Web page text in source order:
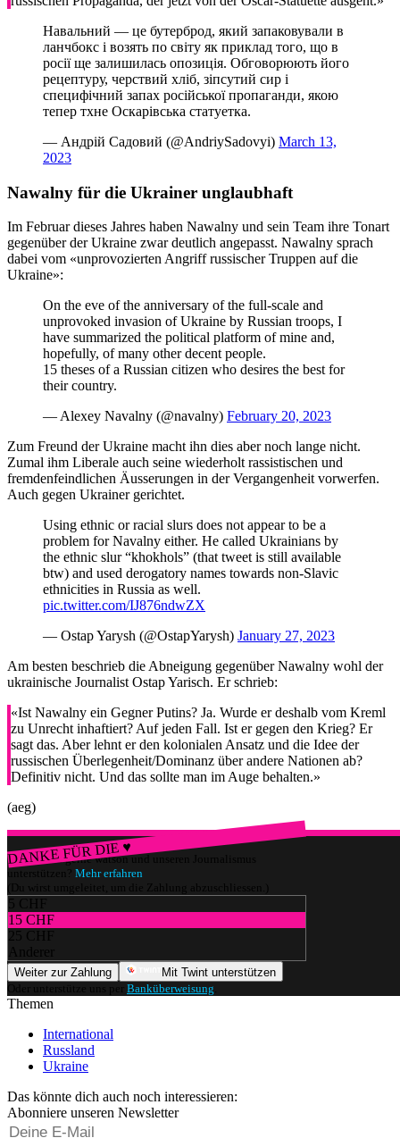
Навальний — це бутерброд, який запаковували в
ланчбокс і возять по світу як приклад того, що в
росії ще залишилась опозиція. Обговорюють його
рецептуру, черствий хліб, зіпсутий сир і
специфічний запах російської пропаганди, якою
тепер тхне Оскарівська статуетка.
— Андрій Садовий (@AndriySadovyi) March 13,
2023
Nawalny für die Ukrainer unglaubhaft
Im Februar dieses Jahres haben Nawalny und sein Team ihre Tonart
gegenüber der Ukraine zwar deutlich angepasst. Nawalny sprach
dabei vom «unprovozierten Angriff russischer Truppen auf die
Ukraine»:
On the eve of the anniversary of the full-scale and
unprovoked invasion of Ukraine by Russian troops, I
have summarized the political platform of mine and,
hopefully, of many other decent people.
15 theses of a Russian citizen who desires the best for
their country.
— Alexey Navalny (@navalny) February 20, 2023
Zum Freund der Ukraine macht ihn dies aber noch lange nicht.
Zumal ihm Liberale auch seine wiederholt rassistischen und
fremdenfeindlichen Äusserungen in der Vergangenheit vorwerfen.
Auch gegen Ukrainer gerichtet.
Using ethnic or racial slurs does not appear to be a
problem for Navalny either. He called Ukrainians by
the ethnic slur “khokhols” (that tweet is still available
btw) and used derogatory names towards non-Slavic
ethnicities in Russia as well.
pic.twitter.com/IJ876ndwZX
— Ostap Yarysh (@OstapYarysh) January 27, 2023
Am besten beschrieb die Abneigung gegenüber Nawalny wohl der
ukrainische Journalist Ostap Yarisch. Er schrieb:
«Ist Nawalny ein Gegner Putins? Ja. Wurde er deshalb vom Kreml
zu Unrecht inhaftiert? Auf jeden Fall. Ist er gegen den Krieg? Er
sagt das. Aber lehnt er den kolonialen Ansatz und die Idee der
russischen Überlegenheit/Dominanz über andere Nationen ab?
Definitiv nicht. Und das sollte man im Auge behalten.»
(aeg)
DANKE FÜR DIE ♥
Würdest du gerne watson und unseren Journalismus
unterstützen? Mehr erfahren
(Du wirst umgeleitet, um die Zahlung abzuschliessen.)
5 CHF
15 CHF
25 CHF
Anderer
Weiter zur Zahlung
Mit Twint unterstützen
Oder unterstütze uns per Banküberweisung
Themen
International
Russland
Ukraine
Das könnte dich auch noch interessieren:
Abonniere unseren Newsletter